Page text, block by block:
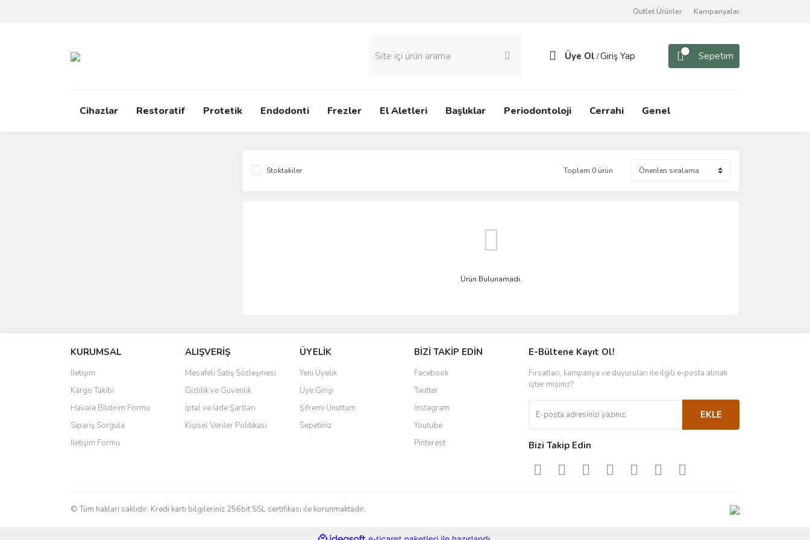
Outlet Ürünler Kampanyalar
Üye Ol /Giriş Yap Sepetim
Cihazlar Restoratif Protetik Endodonti Frezler El Aletleri Başlıklar Periodontoloji Cerrahi Genel
Stoktakiler Toplam 0 ürün
Ürün Bulunamadı.
KURUMSAL
İletişim
Kargo Takibi
Havale Bildirim Formu
Sipariş Sorgula
İletişim Formu
ALIŞVERİŞ
Mesafeli Satış Sözleşmesi
Gizlilik ve Güvenlik
İptal ve İade Şartları
Kişisel Veriler Politikası
ÜYELİK
Yeni Üyelik
Üye Girişi
Şifremi Unuttum
Sepetiniz
BİZİ TAKİP EDİN
Facebook
Twitter
Instagram
Youtube
Pinterest
E-Bültene Kayıt Ol!
Fırsatları, kampanya ve duyuruları ile ilgili e-posta almak
ister misiniz?
EKLE
Bizi Takip Edin
© Tüm hakları saklıdır. Kredi kartı bilgileriniz 256bit SSL sertifikası ile korunmaktadır.